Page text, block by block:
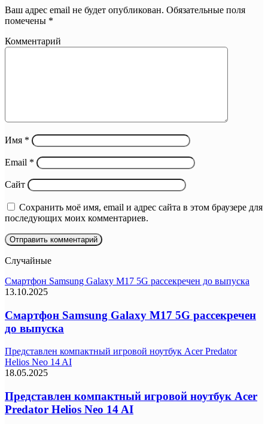
Ваш адрес email не будет опубликован. Обязательные поля
помечены *
Комментарий
Имя *
Email *
Сайт
Сохранить моё имя, email и адрес сайта в этом браузере для
последующих моих комментариев.
Случайные
Смартфон Samsung Galaxy M17 5G рассекречен до выпуска
13.10.2025
Смартфон Samsung Galaxy M17 5G рассекречен
до выпуска
Представлен компактный игровой ноутбук Acer Predator
Helios Neo 14 AI
18.05.2025
Представлен компактный игровой ноутбук Acer
Predator Helios Neo 14 AI